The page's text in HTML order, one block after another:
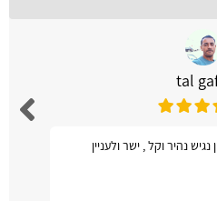
tal
נהיר וקל , ישר ולעניין